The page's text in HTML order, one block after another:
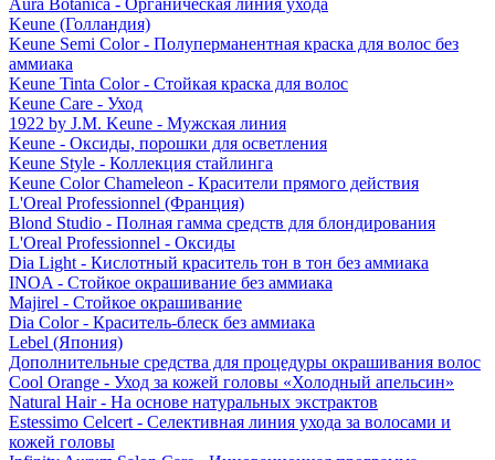
Aura Botanica - Органическая линия ухода
Keune (Голландия)
Keune Semi Color - Полуперманентная краска для волос без
аммиака
Keune Tinta Color - Стойкая краска для волос
Keune Care - Уход
1922 by J.M. Keune - Мужская линия
Keune - Оксиды, порошки для осветления
Keune Style - Коллекция стайлинга
Keune Color Chameleon - Красители прямого действия
L'Oreal Professionnel (Франция)
Blond Studio - Полная гамма средств для блондирования
L'Oreal Professionnel - Оксиды
Dia Light - Кислотный краситель тон в тон без аммиака
INOA - Стойкое окрашивание без аммиака
Majirel - Стойкое окрашивание
Dia Color - Краситель-блеск без аммиака
Lebel (Япония)
Дополнительные средства для процедуры окрашивания волос
Cool Orange - Уход за кожей головы «Холодный апельсин»
Natural Hair - На основе натуральных экстрактов
Estessimo Celcert - Селективная линия ухода за волосами и
кожей головы